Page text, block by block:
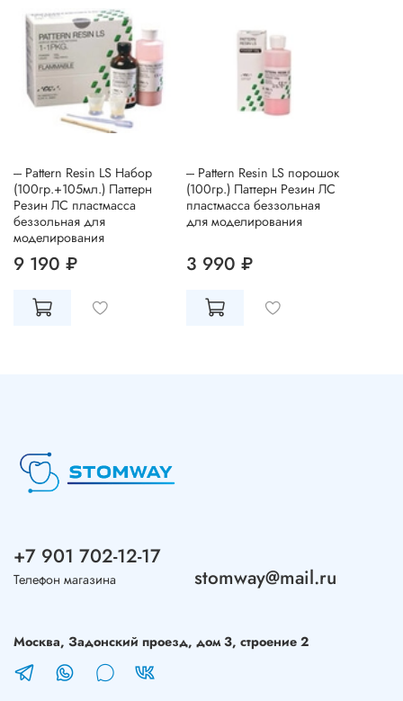
--- Pattern Resin LS Набор
(100гр.+105мл.) Паттерн
Резин ЛС пластмасса
беззольная для
моделирования
9 190 ₽
--- Pattern Resin LS порошок
(100гр.) Паттерн Резин ЛС
пластмасса беззольная
для моделирования
3 990 ₽
+7 901 702-12-17
Телефон магазина stomway@mail.ru
Москва, Задонский проезд, дом 3, строение 2